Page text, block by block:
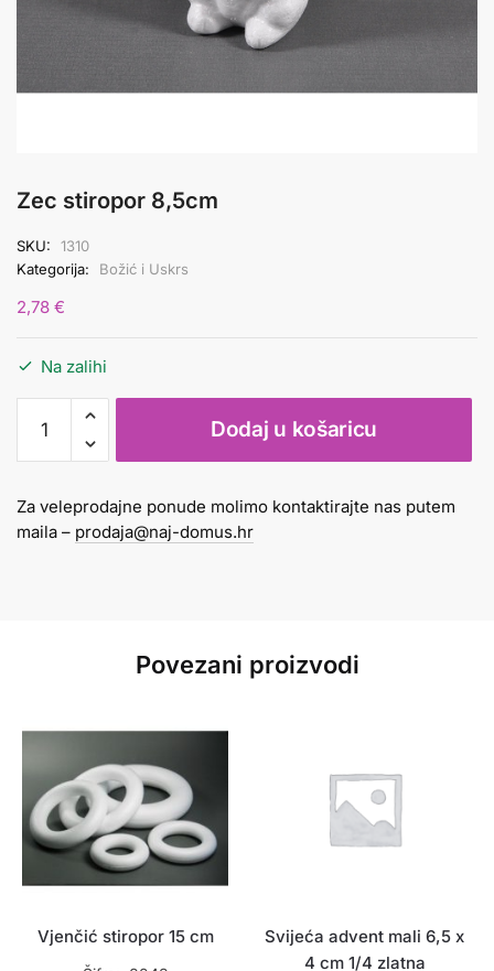
Zec stiropor 8,5cm
SKU:
1310
Kategorija:
Božić i Uskrs
2,78 €
Na zalihi
stiropor
8,5cm
Dodaj u košaricu
Za veleprodajne ponude molimo kontaktirajte nas putem
maila – prodaja@naj-domus.hr
Povezani proizvodi
Vjenčić stiropor 15 cm
Svijeća advent mali 6,5 x
4 cm 1/4 zlatna